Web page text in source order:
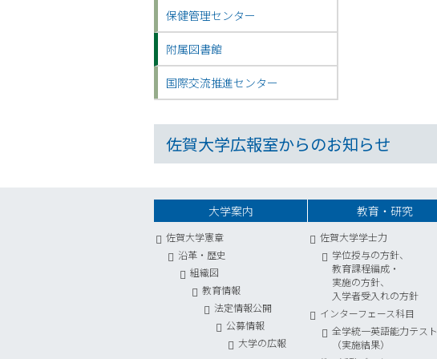
保健管理センター
附属図書館
国際交流推進センター
佐賀大学広報室からのお知らせ
大学案内
佐賀大学憲章
沿革・歴史
組織図
教育情報
法定情報公開
公募情報
大学の広報
教育・研究
佐賀大学学士力
学位授与の方針、
教育課程編成・
実施の方針、
入学者受入れの方針
インターフェース科目
全学統一英語能力テスト
（実施結果）